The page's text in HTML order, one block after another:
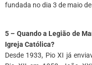
fundada no dia 3 de maio
5 – Quando a Legião de
Igreja Católica?
Desde 1933, Pio XI já